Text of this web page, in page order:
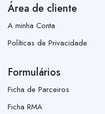
Área de cliente
A minha Conta
Políticas de Privacidade
Formulários
Ficha de Parceiros
Ficha RMA